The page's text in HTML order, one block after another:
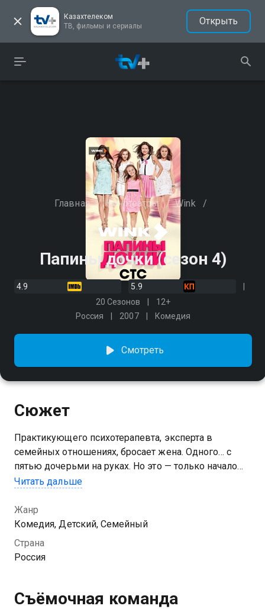
Казахтелеком
ТВ, фильмы и сериалы
Открыть
Главная / Кинотеатры / Wink /
Папины дочки (сезон 4)
4.9
5.9
20 Сезонов
12+
Россия
2007 Комедия
Смотреть
Сюжет
Практикующего психотерапевта, эксперта в
семейных отношениях, бросает жена. Одного… с
пятью дочерьми на руках. Но это — только начало
кошмара. С ним остается теща и куча проблем!
психотерапевт, распугавший всех клиентов
жалобами на жизнь, прокормить семью и снова
найти личное счастье? На горизонте уже появилась
молодая, привлекательная и очень богатая клиентка
сначала на работу, а потом, глядишь, и в мужья?
Читать дальше
Жанр
Комедия, Детский, Семейный
Страна
Россия
Съёмочная команда